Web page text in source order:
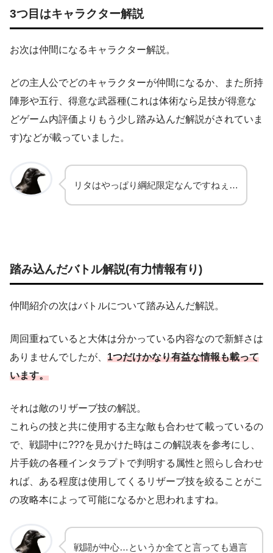
3つ目はキャラクター解説
お次は仲間になるキャラクター解説。
どの主人公でどのキャラクターが仲間になるか、また所持
陣形や五行、得意な武器種(これは体術なら足技が得意な
どゲーム内評価よりもう少し踏み込んだ解説がされていま
す)などが載っていました。
リタはやっぱり綱紀限定なんですねぇ…
踏み込んだバトル解説(有力情報有り)
仲間紹介の次はバトルについて踏み込んだ解説。
周回重ねていると大体は分かっている内容なので新鮮さは
ありませんでしたが、 1つだけかなり有益な情報も載って
います。
それは敵のリザーブ技の解説。
これらの技と共に使用する主な敵も合わせて載っているの
で、戦闘中に???を見かけた時はこの解説表を参考にし、
片手銃の各種インタラプトで判明する属性と照らし合わせ
れば、ある程度は使用してくるリザーブ技を絞ることがこ
の攻略本によって可能になるかと思われますね。
戦闘が中心…というか全てと言っても過言